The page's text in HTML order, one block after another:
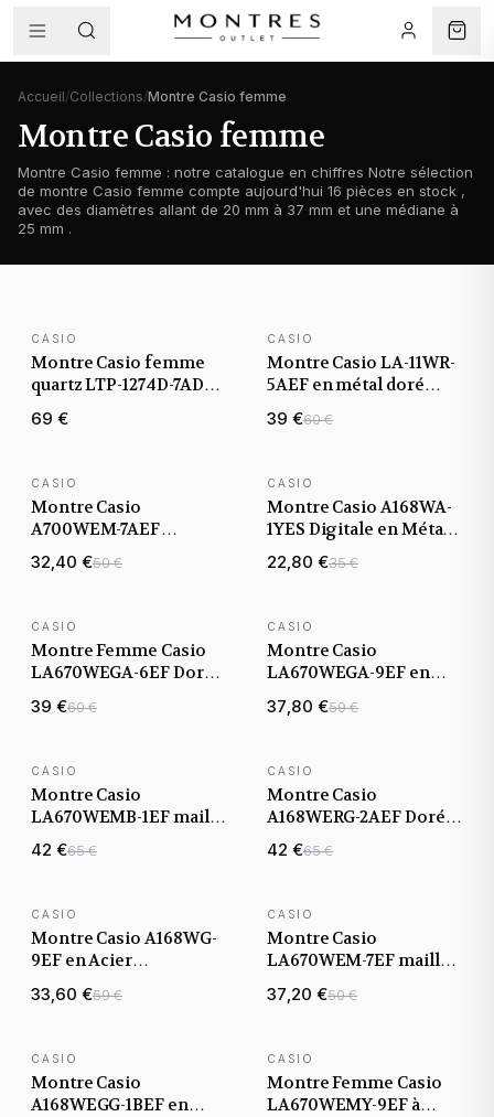
Accueil/Collections/Montre Casio femme
Montre Casio femme
Montre Casio femme : notre catalogue en chiffres Notre sélection
de montre Casio femme compte aujourd'hui 16 pièces en stock ,
avec des diamètres allant de 20 mm à 37 mm et une médiane à
25 mm .
NOUVEAUTÉ
CASIO
Montre Casio femme
quartz LTP-1274D-7ADF
ronde en acier
inoxydable
69 €
CASIO
Montre Casio LA-11WR-
5AEF en métal doré
rose à affichage digital
39 €60 €
CASIO
Montre Casio
A700WEM-7AEF
affichage digital et
maille milanaise
32,40 €50 €
BEST-SELLER
CASIO
Montre Casio A168WA-
1YES Digitale en Métal
Gris avec Éclairage
Illuminator
22,80 €35 €
CASIO
Montre Femme Casio
LA670WEGA-6EF Dorée
Cadran Violet
39 €60 €
BEST-SELLER
CASIO
Montre Casio
LA670WEGA-9EF en
métal doré à affichage
digital
37,80 €59 €
CASIO
Montre Casio
LA670WEMB-1EF maille
milanaise Noire
Affichage Digital
42 €65 €
CASIO
Montre Casio
A168WERG-2AEF Dorée
avec Cadran Dégradé
Violet Rose
42 €65 €
BEST-SELLER
CASIO
Montre Casio A168WG-
9EF en Acier
Inoxydable Doré
33,60 €59 €
CASIO
Montre Casio
LA670WEM-7EF maille
milanaise Argentée
37,20 €50 €
BEST-SELLER
CASIO
Montre Casio
A168WEGG-1BEF en
BEST-SELLER
CASIO
Montre Femme Casio
LA670WEMY-9EF à